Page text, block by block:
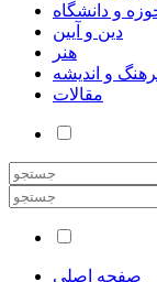
و دانشگاه
دین و آیین
هنر
و اندیشه
مقالات
صفحه اصلی